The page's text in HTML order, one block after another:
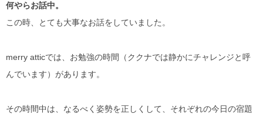
何やらお話中。
この時、とても大事なお話をしていました。
merry atticでは、お勉強の時間（ククナでは静かにチャレンジと呼
んでいます）があります。
その時間中は、なるべく姿勢を正しくして、それぞれの今日の宿題